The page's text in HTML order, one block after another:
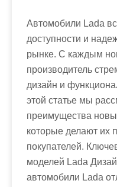
Автомобили Lada
доступности и
рынке. С каждым
производитель
дизайн и
этой статье мы
преимущества
которые делают их
покупателей.
моделей Lada
автомобили Lada